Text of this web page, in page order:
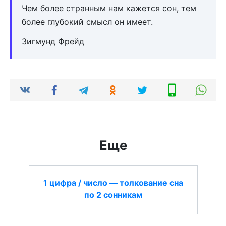
Чем более странным нам кажется сон, тем
более глубокий смысл он имеет.
Зигмунд Фрейд
Еще
1 цифра / число — толкование сна
по 2 сонникам